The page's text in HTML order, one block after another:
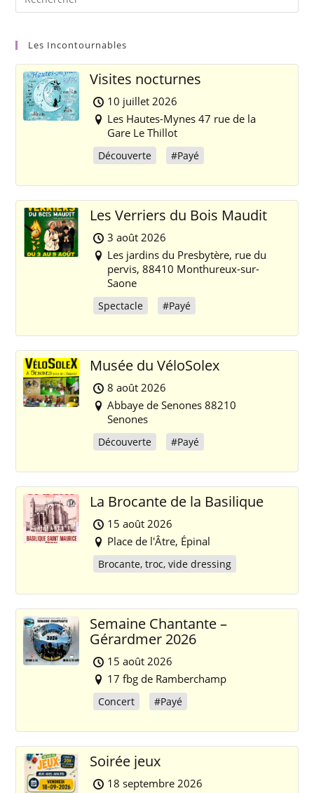
Les Incontournables
Visites nocturnes
10 juillet 2026
Les Hautes-Mynes 47 rue de la
Gare Le Thillot
Découverte #Payé
Les Verriers du Bois Maudit
3 août 2026
Les jardins du Presbytère, rue du
pervis, 88410 Monthureux-sur-
Saone
Spectacle #Payé
Musée du VéloSolex
8 août 2026
Abbaye de Senones 88210
Senones
Découverte #Payé
La Brocante de la Basilique
15 août 2026
Place de l'Âtre, Épinal
Brocante, troc, vide dressing
Semaine Chantante –
Gérardmer 2026
15 août 2026
17 fbg de Ramberchamp
Concert #Payé
Soirée jeux
18 septembre 2026